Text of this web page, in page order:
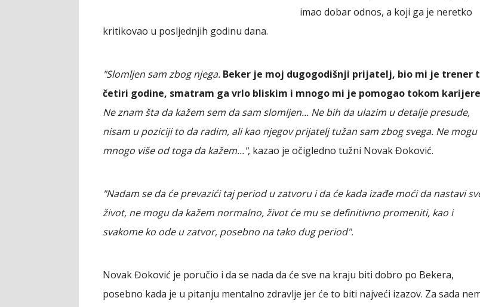
imao dobar odnos, a koji ga je neretko
kritikovao u posljednjih godinu dana.
"Slomljen sam zbog njega. Beker je moj dugogodišnji prijatelj, bio mi je trener
četiri godine, smatram ga vrlo bliskim i mnogo mi je pomogao tokom karijere
Ne znam šta da kažem sem da sam slomljen... Ne bih da ulazim u detalje presude,
nisam u poziciji to da radim, ali kao njegov prijatelj tužan sam zbog svega. Ne mogu
mnogo više od toga da kažem...", kazao je očigledno tužni Novak Đoković.
"Nadam se da će prevazići taj period u zatvoru i da će kada izađe moći da nastavi
život, ne mogu da kažem normalno, život će mu se definitivno promeniti, kao i
svakome ko ode u zatvor, posebno na tako dug period".
Novak Đoković je poručio i da se nada da će sve na kraju biti dobro po Bekera,
posebno kada je u pitanju mentalno zdravlje jer će to biti najveći izazov. Za sada